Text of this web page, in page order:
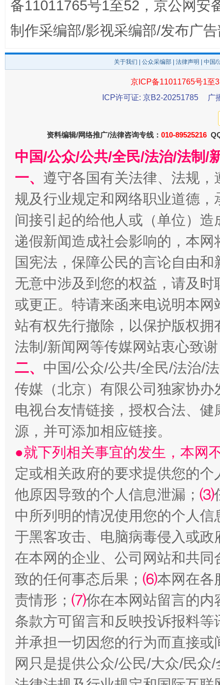
东山县通报“牛蛙产品抗生素超标问题” 法
千年窑火 生生不息
揭开“小金库”的免责幌子
受贿1.44亿！段成刚被判无期 从幼
全民健身五年计划来了！等你上场
备11011765号1至52，京公网安
制作采编部/影视采编部/发布广
关于我们 公众采编部 法律声明 | 中国
京ICP备11011765号1至
ICP许可证: 京B2-20251785
广
资料编辑/网络推广/法律咨询专线： 010-89525216
中国/公众/公共/全民/法治/法制/
一、 遵守各国有关法律、法规
规及行业规定和网络职业道德
间接引起的给他人或（单位）
递假新闻造成社会影响的，本
国宪法，保障公民的言论自由
无意中涉及到您的权益，请及
或更正。特请来函来电说明本
站有权先行撤除，以保护版权
法制/新闻网等传媒网站衷心致
二、 中国/公众/公共/全民/法治/
传媒（北京）有限公司独家协
电视台友情链接，授权合法、
源，并可添加相应链接。
●就下列相关事宜的发生，本网
定或相关政府的要求提供您的个
他原因导致的个人信息泄漏； ⑶
中所列明的情况使用您的个人
于黑客攻击、电脑病毒侵入或
在本网的企业、公司网站和共
致的任何事态后果； ⑹本网在各
责情形； ⑺你在本网站留言的内
条款方可留言和反映投诉报料
并承担一切因您的行为而直接
网只是提供公众/公民/大众/民